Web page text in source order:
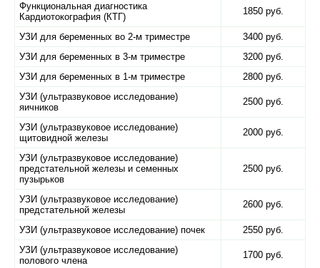
Функциональная диагностика
Кардиотокография (КТГ)
1850 руб.
УЗИ для беременных во 2-м триместре
3400 руб.
УЗИ для беременных в 3-м триместре
3200 руб.
УЗИ для беременных в 1-м триместре
2800 руб.
УЗИ (ультразвуковое исследование)
яичников
2500 руб.
УЗИ (ультразвуковое исследование)
щитовидной железы
2000 руб.
УЗИ (ультразвуковое исследование)
предстательной железы и семенных
пузырьков
2500 руб.
УЗИ (ультразвуковое исследование)
предстательной железы
2600 руб.
УЗИ (ультразвуковое исследование) почек
2550 руб.
УЗИ (ультразвуковое исследование)
полового члена
1700 руб.